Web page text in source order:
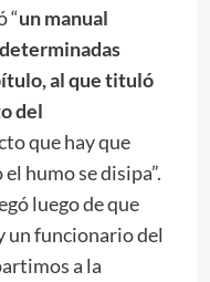
“un manual
al que tituló
del
que hay que
humo se disipa”.
luego de que
un funcionario del
a la